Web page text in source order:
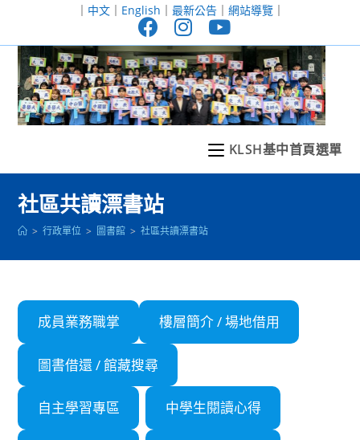
至
｜ 中文｜ English ｜ 最新公告｜ 網站導覽｜
KLSH基中首頁選單
社區共讀漂書站
> 行政單位 > 圖書館 > 社區共讀漂書站
成員業務職掌 樓層簡介 / 場地借用
圖書借還 / 館藏搜尋
自主學習專區 中學生閱讀心得